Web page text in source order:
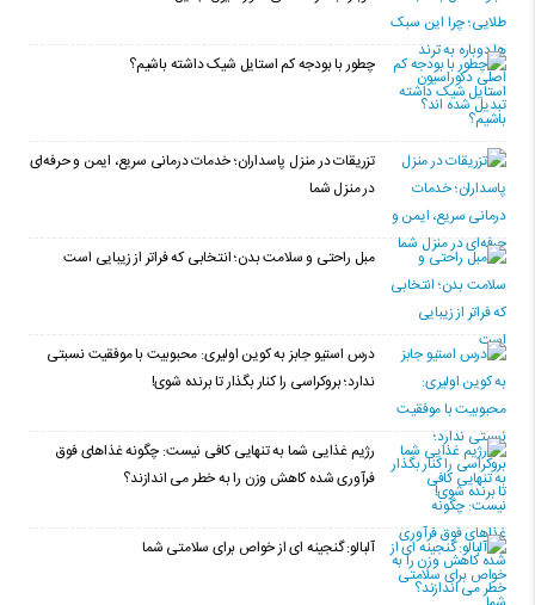
چطور با بودجه کم استایل شیک داشته باشیم؟
تزریقات در منزل پاسداران؛ خدمات درمانی سریع، ایمن و حرفه‌ای
در منزل شما
مبل راحتی و سلامت بدن؛ انتخابی که فراتر از زیبایی است
درس استیو جابز به کوین اولیری: محبوبیت با موفقیت نسبتی
ندارد؛ بروکراسی را کنار بگذار تا برنده شوی!
رژیم غذایی شما به تنهایی کافی نیست: چگونه غذاهای فوق
فرآوری شده کاهش وزن را به خطر می اندازند؟
آلبالو: گنجینه ای از خواص برای سلامتی شما